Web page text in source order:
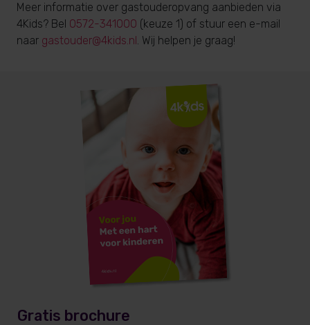
Meer informatie over gastouderopvang aanbieden via
4Kids? Bel 0572-341000 (keuze 1) of stuur een e-mail
naar gastouder@4kids.nl. Wij helpen je graag!
Gratis brochure